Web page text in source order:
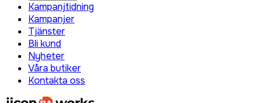
Kampanjtidning
Kampanjer
Tjänster
Bli kund
Nyheter
Våra butiker
Kontakta oss